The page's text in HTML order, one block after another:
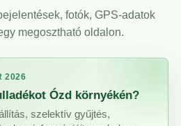
fotók, GPS-adatok
megosztható oldalon.
2026
Ózd környékén?
szelektív gyűjtés,